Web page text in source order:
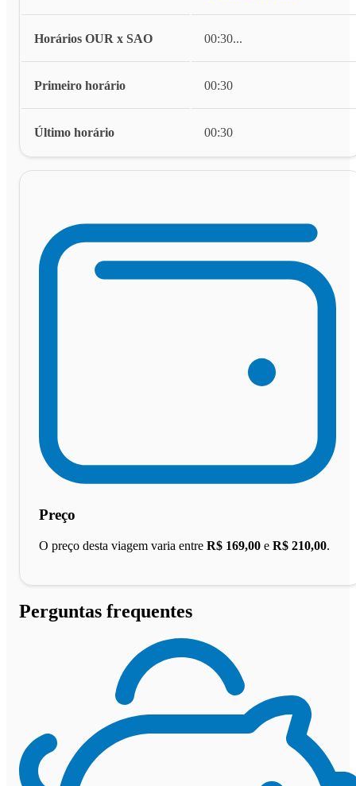
Horários OUR x SAO 00:30...
Primeiro horário 00:30
Último horário 00:30
Preço
O preço desta viagem varia entre R$ 169,00 e R$ 210,00.
Perguntas frequentes